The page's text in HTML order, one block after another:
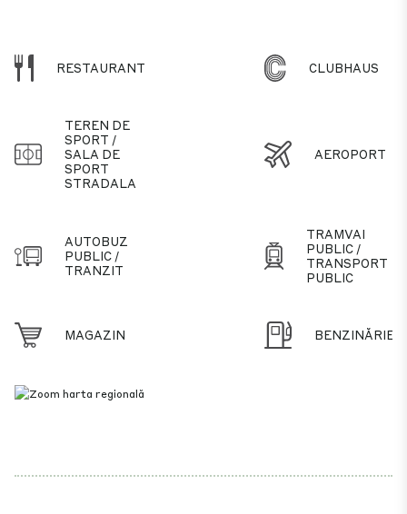
RESTAURANT CLUBHAUS
TEREN DE
SPORT /
SALA DE
SPORT
STRADALA
AEROPORT
AUTOBUZ
PUBLIC /
TRANZIT
TRAMVAI
PUBLIC /
TRANSPORT
PUBLIC
MAGAZIN BENZINĂRIE